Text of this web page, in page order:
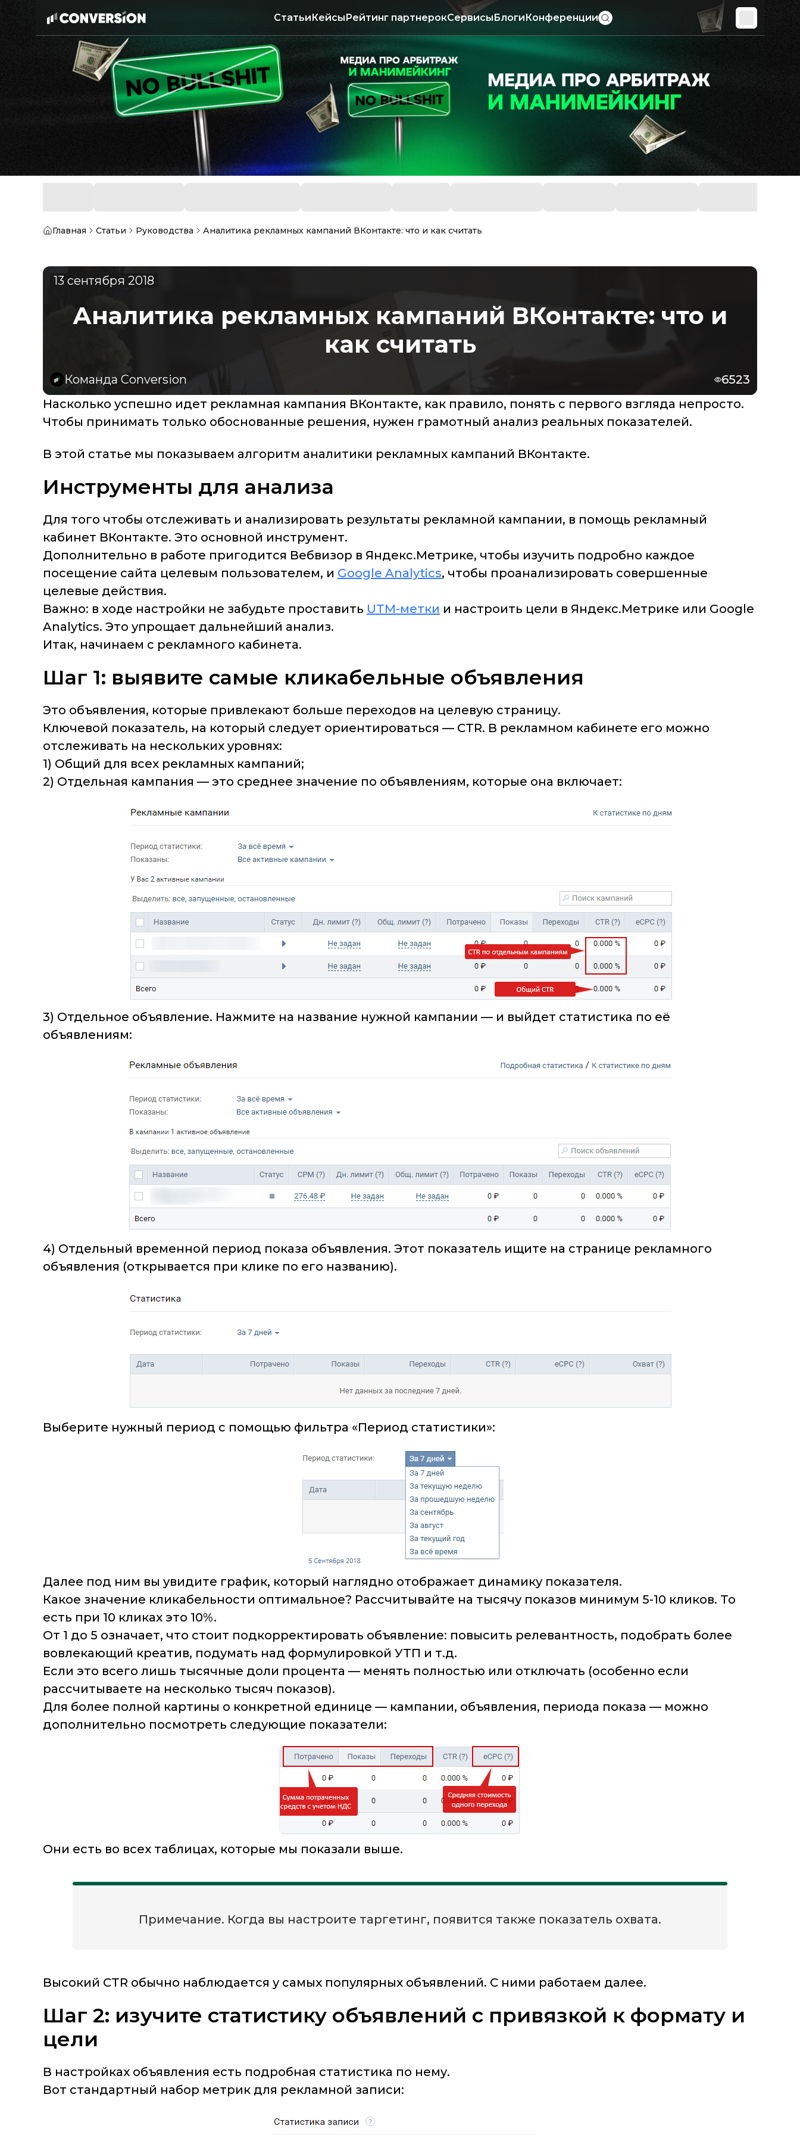
СтатьиКейсыРейтинг партнерокСервисыБлогиКонференции
Главная Статьи Руководства Аналитика рекламных кампаний ВКонтакте: что и как считать
13 сентября 2018
Аналитика рекламных кампаний ВКонтакте: что и
как считать
Команда Conversion
6523
Насколько успешно идет рекламная кампания ВКонтакте, как правило, понять с первого взгляда непросто.
Чтобы принимать только обоснованные решения, нужен грамотный анализ реальных показателей.
В этой статье мы показываем алгоритм аналитики рекламных кампаний ВКонтакте.
Инструменты для анализа
Для того чтобы отслеживать и анализировать результаты рекламной кампании, в помощь рекламный
кабинет ВКонтакте. Это основной инструмент.
Дополнительно в работе пригодится Вебвизор в Яндекс.Метрике, чтобы изучить подробно каждое
посещение сайта целевым пользователем, и Google Analytics, чтобы проанализировать совершенные
целевые действия.
Важно: в ходе настройки не забудьте проставить UTM-метки и настроить цели в Яндекс.Метрике или Google
Analytics. Это упрощает дальнейший анализ.
Итак, начинаем с рекламного кабинета.
Шаг 1: выявите самые кликабельные объявления
Это объявления, которые привлекают больше переходов на целевую страницу.
Ключевой показатель, на который следует ориентироваться — CTR. В рекламном кабинете его можно
отслеживать на нескольких уровнях:
1) Общий для всех рекламных кампаний;
2) Отдельная кампания — это среднее значение по объявлениям, которые она включает:
3) Отдельное объявление. Нажмите на название нужной кампании — и выйдет статистика по её
объявлениям:
4) Отдельный временной период показа объявления. Этот показатель ищите на странице рекламного
объявления (открывается при клике по его названию).
Выберите нужный период с помощью фильтра «Период статистики»:
Далее под ним вы увидите график, который наглядно отображает динамику показателя.
Какое значение кликабельности оптимальное? Рассчитывайте на тысячу показов минимум 5-10 кликов. То
есть при 10 кликах это 10%.
От 1 до 5 означает, что стоит подкорректировать объявление: повысить релевантность, подобрать более
вовлекающий креатив, подумать над формулировкой УТП и т.д.
Если это всего лишь тысячные доли процента — менять полностью или отключать (особенно если
рассчитываете на несколько тысяч показов).
Для более полной картины о конкретной единице — кампании, объявления, периода показа — можно
дополнительно посмотреть следующие показатели:
Они есть во всех таблицах, которые мы показали выше.
Примечание. Когда вы настроите таргетинг, появится также показатель охвата.
Высокий CTR обычно наблюдается у самых популярных объявлений. С ними работаем далее.
Шаг 2: изучите статистику объявлений с привязкой к формату и
цели
В настройках объявления есть подробная статистика по нему.
Вот стандартный набор метрик для рекламной записи: